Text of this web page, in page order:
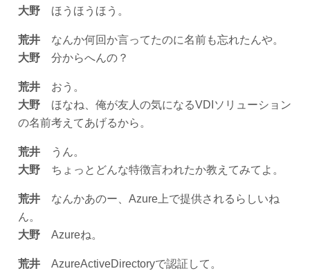
大野ほうほうほう。
荒井なんか何回か言ってたのに名前も忘れたんや。
大野分からへんの？
荒井おう。
大野ほなね、俺が友人の気になるVDIソリューション
の名前考えてあげるから。
荒井うん。
大野ちょっとどんな特徴言われたか教えてみてよ。
荒井なんかあのー、Azure上で提供されるらしいね
ん。
大野Azureね。
荒井AzureActiveDirectoryで認証して。